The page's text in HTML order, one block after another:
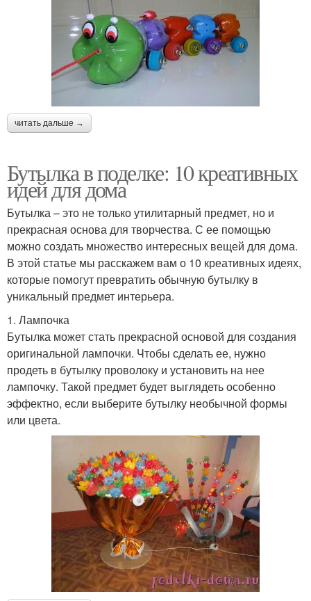
читать дальше →
Бутылка в поделке: 10 креативных
идей для дома
Бутылка – это не только утилитарный предмет, но и
прекрасная основа для творчества. С ее помощью
можно создать множество интересных вещей для дома.
В этой статье мы расскажем вам о 10 креативных идеях,
которые помогут превратить обычную бутылку в
уникальный предмет интерьера.
1. Лампочка
Бутылка может стать прекрасной основой для создания
оригинальной лампочки. Чтобы сделать ее, нужно
продеть в бутылку проволоку и установить на нее
лампочку. Такой предмет будет выглядеть особенно
эффектно, если выберите бутылку необычной формы
или цвета.